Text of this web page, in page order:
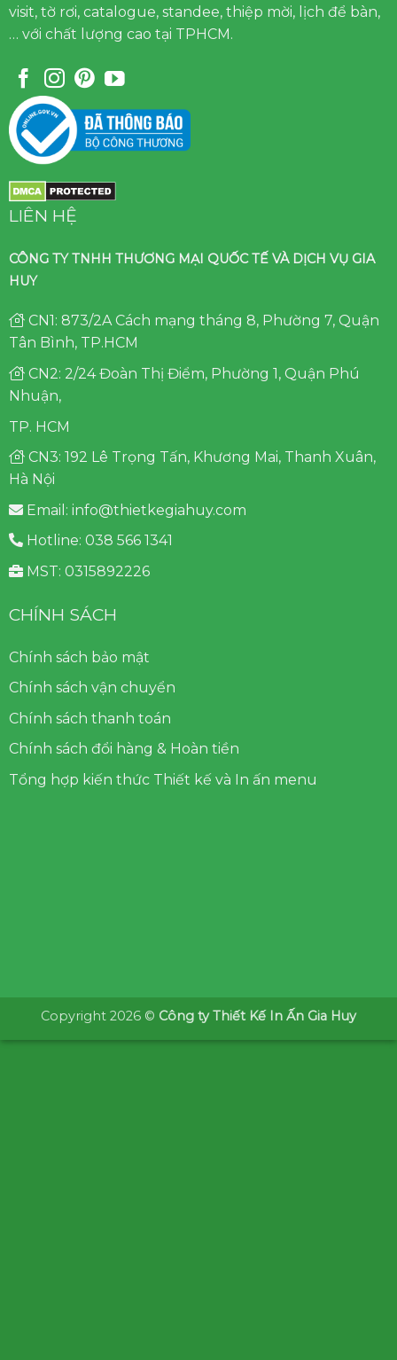
visit, tờ rơi, catalogue, standee, thiệp mời, lịch để bàn,
… với chất lượng cao tại TPHCM.
LIÊN HỆ
CÔNG TY TNHH THƯƠNG MẠI QUỐC TẾ VÀ DỊCH VỤ GIA
HUY
CN1: 873/2A Cách mạng tháng 8, Phường 7, Quận
Tân Bình, TP.HCM
CN2: 2/24 Đoàn Thị Điểm, Phường 1, Quận Phú
Nhuận,
TP. HCM
CN3: 192 Lê Trọng Tấn, Khương Mai, Thanh Xuân,
Hà Nội
Email: info@thietkegiahuy.com
Hotline: 038 566 1341
MST: 0315892226
CHÍNH SÁCH
Chính sách bảo mật
Chính sách vận chuyển
Chính sách thanh toán
Chính sách đổi hàng & Hoàn tiền
Tổng hợp kiến thức Thiết kế và In ấn menu
Copyright 2026 © Công ty Thiết Kế In Ấn Gia Huy